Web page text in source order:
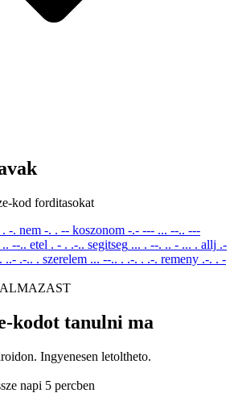
kod forditasokat
-. nem -. . -- koszonom -.- --- ... --.. ---
.. --.. etel . - . .-.. segitseg ... . --. .. - ... . allj .-
..- .-.. . szerelem ... --.. . .-. . .-. remeny .-. . -
kodot tanulni ma
Ingyenesen letoltheto.
napi 5 percben